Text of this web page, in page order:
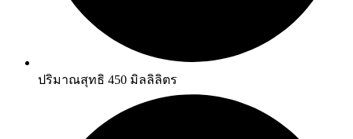
ปริมาณสุทธิ 450 มิลลิลิตร